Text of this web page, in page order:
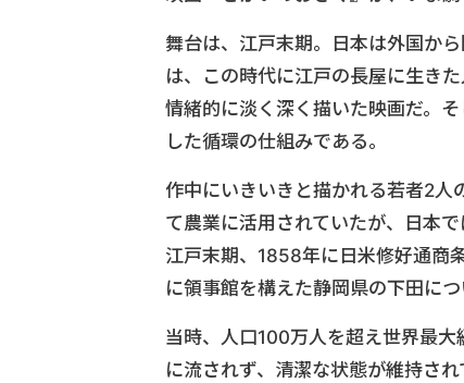
舞台は、江戸末期。日本は外国か
は、この時代に江戸の長屋に生き
情緒的に淡く深く描いた映画だ。
した循環の仕組みである。
作中にいきいきと描かれる若者2人
て農業に活用されていたが、日本
江戸末期、1858年に日米修好通商
に領事館を構えた静岡県の下田に
当時、人口100万人を超え世界最
に流されず、清潔な状態が維持さ